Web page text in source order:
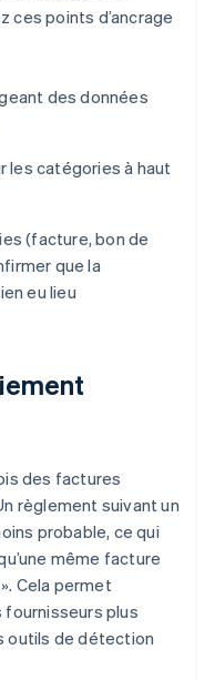
ces points d’ancrage
des données
les catégories à haut
(facture, bon de
que la
eu lieu
des factures
règlement suivant un
probable, ce qui
même facture
Cela permet
fournisseurs plus
outils de détection